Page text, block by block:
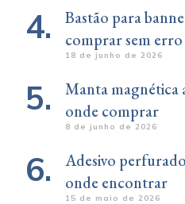
Bastão para
comprar sem erro
18 de junho de 2026
Manta magnética
onde comprar
8 de junho de 2026
Adesivo
onde encontrar
15 de maio de 2026